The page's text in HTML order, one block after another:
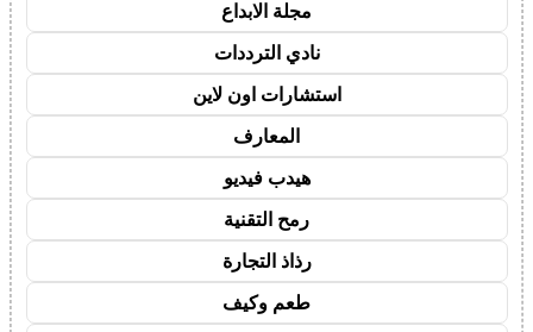
مجلة الابداع
نادي الترددات
استشارات اون لاين
المعارف
هيدب فيديو
رمح التقنية
رذاذ التجارة
طعم وكيف